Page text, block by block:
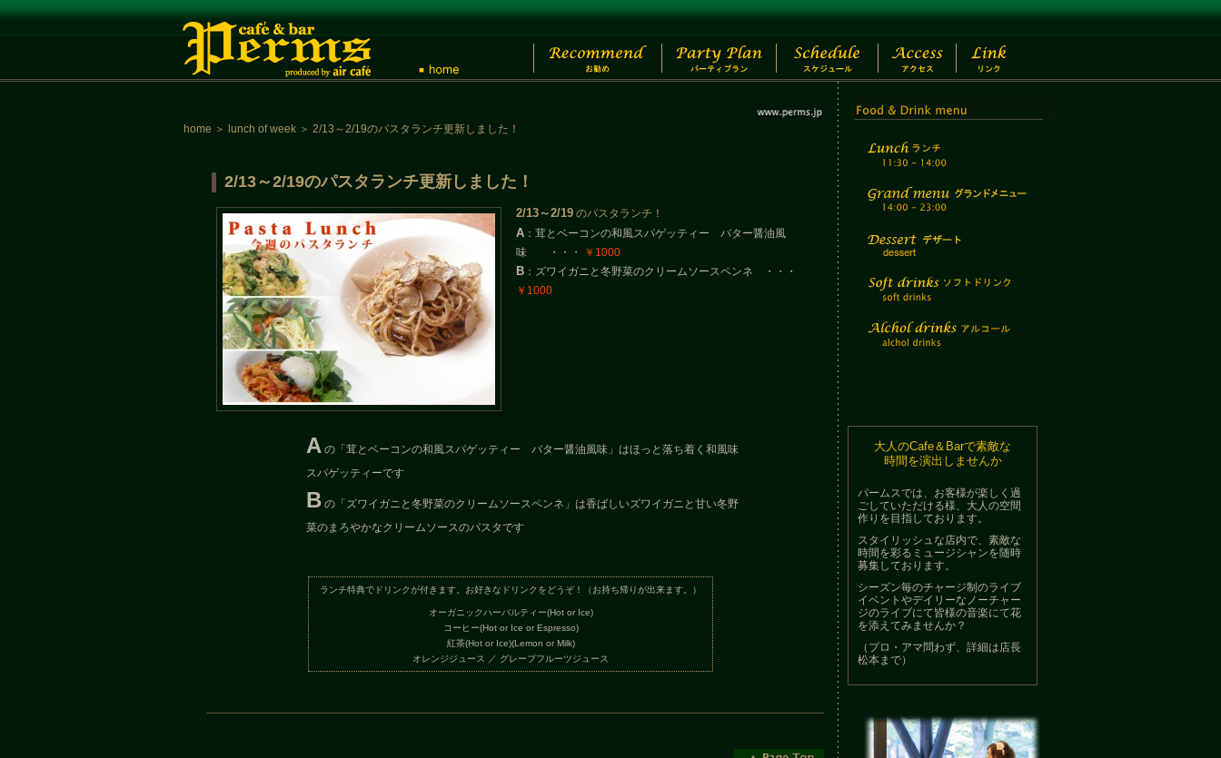
home ＞ lunch of week ＞ 2/13～2/19のパスタランチ更新しました！
2/13～2/19のパスタランチ更新しました！
2/13～2/19 のパスタランチ！
A ：茸とベーコンの和風スパゲッティー バター醤油風
味 ・・・
￥1000
B ：ズワイガニと冬野菜のクリームソースペンネ ・・・
￥1000
A の「茸とベーコンの和風スパゲッティー バター醤油風味」はほっと落ち着く和風味
スパゲッティーです
B の「ズワイガニと冬野菜のクリームソースペンネ」は香ばしいズワイガニと甘い冬野
菜のまろやかなクリームソースのパスタです
ランチ特典でドリンクが付きます。お好きなドリンクをどうぞ！（お持ち帰りが出来ます。）
オーガニックハーバルティー(Hot or Ice)
コーヒー(Hot or Ice or Espresso)
紅茶(Hot or Ice)(Lemon or Milk)
オレンジジュース ／ グレープフルーツジュース
大人のCafe＆Barで素敵な
時間を演出しませんか
パームスでは、お客様が楽しく過
ごしていただける様、大人の空間
作りを目指しております。
スタイリッシュな店内で、素敵な
時間を彩るミュージシャンを随時
募集しております。
シーズン毎のチャージ制のライブ
イベントやデイリーなノーチャー
ジのライブにて皆様の音楽にて花
を添えてみませんか？
（プロ・アマ問わず、詳細は店長
松本まで）